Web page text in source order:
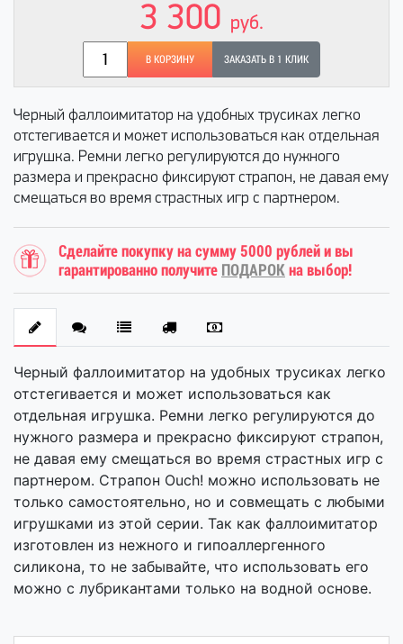
3 300 руб.
В КОРЗИНУ ЗАКАЗАТЬ В 1 КЛИК
Черный фаллоимитатор на удобных трусиках легко
отстегивается и может использоваться как отдельная
игрушка. Ремни легко регулируются до нужного
размера и прекрасно фиксируют страпон, не давая ему
смещаться во время страстных игр с партнером.
Сделайте покупку на сумму 5000 рублей и вы
гарантированно получите ПОДАРОК на выбор!
Черный фаллоимитатор на удобных трусиках легко
отстегивается и может использоваться как
отдельная игрушка. Ремни легко регулируются до
нужного размера и прекрасно фиксируют страпон,
не давая ему смещаться во время страстных игр с
партнером. Страпон Ouch! можно использовать не
только самостоятельно, но и совмещать с любыми
игрушками из этой серии. Так как фаллоимитатор
изготовлен из нежного и гипоаллергенного
силикона, то не забывайте, что использовать его
можно с лубрикантами только на водной основе.